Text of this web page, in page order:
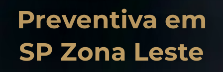
Preventiva em
SP Zona Leste